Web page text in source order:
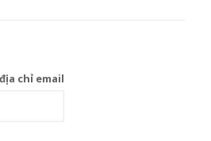
chỉ email